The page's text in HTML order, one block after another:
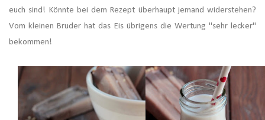
euch sind! Könnte bei dem Rezept überhaupt jemand widerstehen?
Vom kleinen Bruder hat das Eis übrigens die Wertung "sehr lecker"
bekommen!